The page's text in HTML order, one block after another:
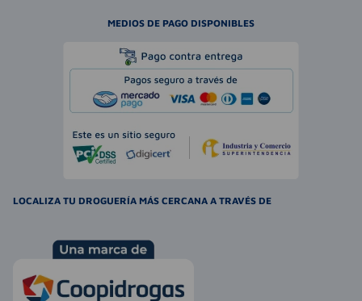
MEDIOS DE PAGO DISPONIBLES
LOCALIZA TU DROGUERÍA MÁS CERCANA A TRAVÉS DE